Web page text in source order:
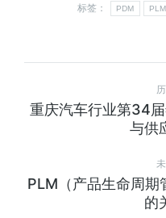
标签：
PDM PLM
重庆汽车行业第34
与供
PLM（产品生命周期
的